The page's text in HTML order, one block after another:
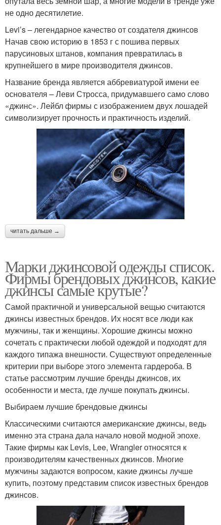
не одно десятилетие.
Levi’s – легендарное качество от создателя джинсов
Начав свою историю в 1853 г с пошива первых
парусиновых штанов, компания превратилась в
крупнейшего в мире производителя джинсов.
Название бренда является аббревиатурой имени ее
основателя – Леви Стросса, придумавшего само слово
«джинс». Лейбл фирмы с изображением двух лошадей
символизирует прочность и практичность изделий.
читать дальше →
Марки джинсовой одежды список.
Фирмы брендовых джинсов, какие
джинсы самые крутые?
Самой практичной и универсальной вещью считаются
джинсы известных брендов. Их носят все люди как
мужчины, так и женщины. Хорошие джинсы можно
сочетать с практически любой одеждой и подходят для
каждого типажа внешности. Существуют определенные
критерии при выборе этого элемента гардероба. В
статье рассмотрим лучшие бренды джинсов, их
особенности и места, где лучше покупать джинсы.
Выбираем лучшие брендовые джинсы
Классическими считаются американские джинсы, ведь
именно эта страна дала начало новой модной эпохе.
Такие фирмы как Levis, Lee, Wrangler относятся к
производителям качественных джинсов. Многие
мужчины задаются вопросом, какие джинсы лучше
купить, поэтому представим список известных брендов
джинсов.